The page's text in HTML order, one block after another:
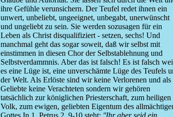
ihre Gefühle verunsichern. Der Teufel redet ihnen ein
unwert, unbeliebt, ungeeignet, unbegabt, unerwünscht
und ungeliebt zu sein. Sie werden sozusagen für ein
Leben als Christ disqualifiziert - setzen, sechs! Und
manchmal geht das sogar soweit, daß wir selbst mit
einstimmen in diesen Chor der Selbstablehnung und
Selbstverdammnis. Aber das ist falsch! Es ist falsch
es eine Lüge ist, eine unverschämte Lüge des Teufels
der Welt. Als Erlöste sind wir keine Verlorenen und als
Geliebte keine Verachteten sondern wir gehören
tatsächlich zur königlichen Priesterschaft, zum heiligen
Volk, zum ewigen, geliebten Eigentum des
Gottes In 1. Petrus 2, 9-10 steht: ''Ihr aber seid ein